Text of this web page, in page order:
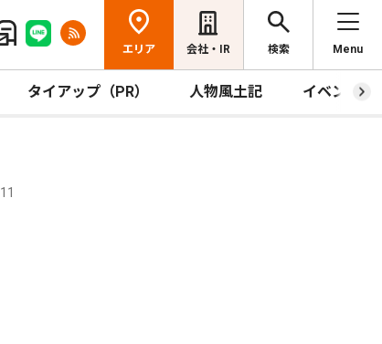
エリア 会社・IR 検索 Menu
タイアップ（PR） 人物風土記 イベント